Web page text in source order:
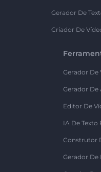
Gerador De
Criador De
Gerador De
Gerador De
Editor De
IA De Texto
Construtor
Gerador De